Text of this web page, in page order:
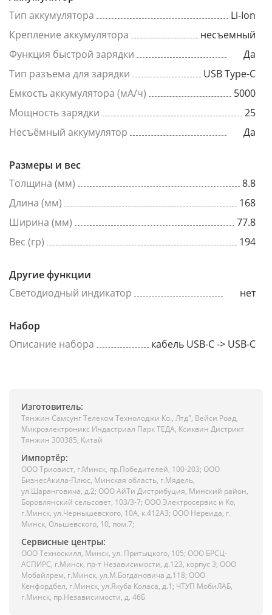
Тип аккумулятора
Li-Ion
Крепление аккумулятора
несъемный
Функция быстрой зарядки
Да
Тип разъема для зарядки
USB Type-C
Емкость аккумулятора (мА/ч)
5000
Мощность зарядки
25
Несъёмный аккумулятор
Да
Размеры и вес
Толщина (мм)
8.8
Длина (мм)
168
Ширина (мм)
77.8
Вес (гр)
194
Другие функции
Светодиодный индикатор
нет
Набор
Описание набора
кабель USB-C -> USB-C
Изготовитель:
Тянжин Самсунг Телеком Технолоджи Ко., Лтд", Вейси Роад,
Микроэлектроникс Индастриал Парк ТЕДА, Ксиквин Дистрикт
Тянжин 300385, Китай
Импортёр:
ООО Триовист, г.Минск, пр.Победителей, 100-203; ООО
БизнесАкила-Плюс, Минская область, г.Мядель,
ул.Шаранговича, д.2; ООО АйТи Дистрибуция, Минский район,
Боровлянский сельсовет, 103/3-7; ООО Электросервис и Ко,
г.Минск, ул.Чернышевского, 10А, к.412АЗ; ООО Нереида, г.
Минск, Ольшевского, 10, пом.7;
Сервисные центры:
ООО Техноскилл, Минск, ул. Притыцкого, 105; ООО БРСЦ-
АСПИРС, г.Минск, пр-т Независимости, д.123, корпус 3; ООО
Мобайлрем, г.Минск, ул.М.Богдановича д.118; ООО
Кенфордбел, г.Минск, ул.Якуба Коласа, д.1; ЧТУП МобиЛАБ,
г.Минск, пр.Независимости, д. 46Б